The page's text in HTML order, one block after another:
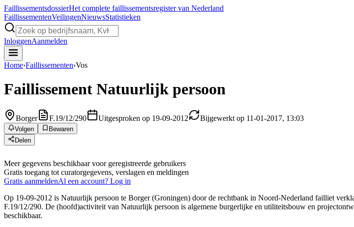
FaillissementsdossierHet complete faillissementsregister van Nederland
FaillissementenVeilingenNieuwsStatistieken
InloggenAanmelden
Home›Faillissementen›Vos
Faillissement Natuurlijk persoon
Borger F.19/12/290 Uitgesproken op 19-09-2012 Bijgewerkt op 11-01-2017, 13:03
Volgen
Bewaren
Delen
Meer gegevens beschikbaar voor geregistreerde gebruikers
Gratis toegang tot curatorgegevens, verslagen en meldingen
Gratis aanmeldenAl een account? Log in
Op 19-09-2012 is Natuurlijk persoon te Borger (Groningen) door de rechtbank in Noord-Nederland failliet
F.19/12/290. De (hoofd)activiteit van Natuurlijk persoon is algemene burgerlijke en utiliteitsbouw en
beschikbaar.